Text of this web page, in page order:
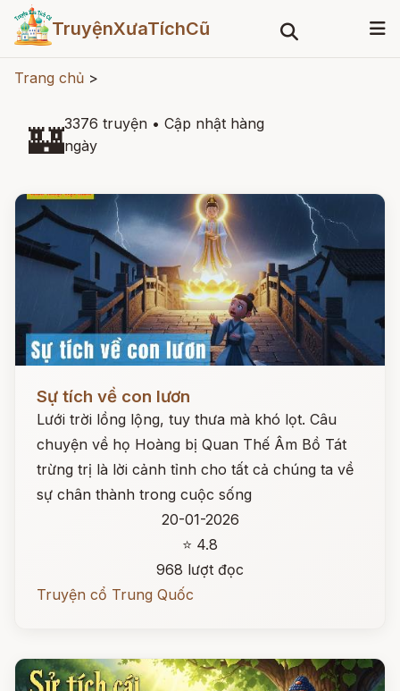
TruyệnXưaTíchCũ
Trang chủ >
🏰3376 truyện • Cập nhật hàng
ngày
Sự tích về con lươn
Lưới trời lồng lộng, tuy thưa mà khó lọt. Câu
chuyện về họ Hoàng bị Quan Thế Âm Bồ Tát
trừng trị là lời cảnh tỉnh cho tất cả chúng ta về
sự chân thành trong cuộc sống
20-01-2026
⭐ 4.8
968 lượt đọc
Truyện cổ Trung Quốc